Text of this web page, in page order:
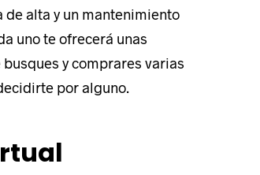
de alta y un mantenimiento
uno te ofrecerá unas
y comprares varias
por alguno.